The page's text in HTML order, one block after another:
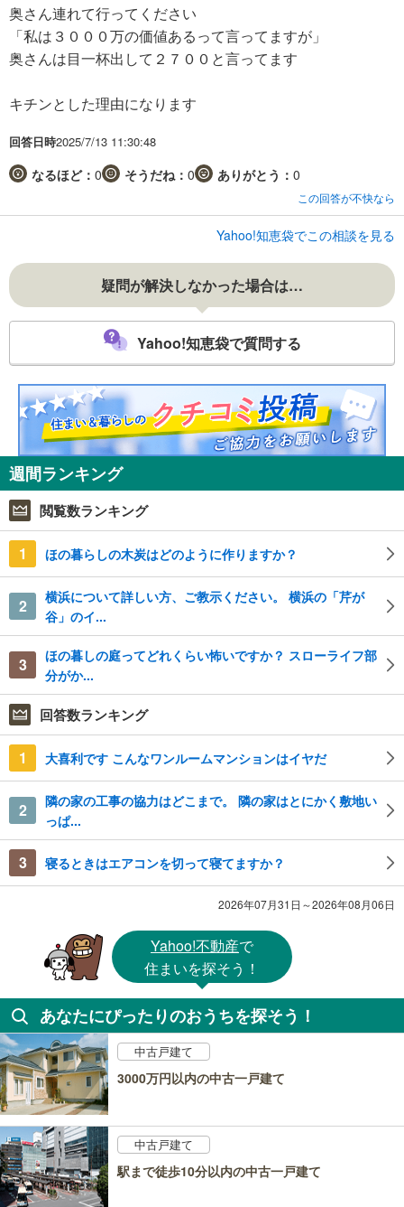
奥さん連れて行ってください
「私は３０００万の価値あるって言ってますが」
奥さんは目一杯出して２７００と言ってます
キチンとした理由になります
回答日時2025/7/13 11:30:48
なるほど： 0 そうだね： 0 ありがとう： 0
この回答が不快なら
Yahoo!知恵袋でこの相談を見る
疑問が解決しなかった場合は…
Yahoo!知恵袋で質問する
週間ランキング
閲覧数ランキング
1 ほの暮らしの木炭はどのように作りますか？
2
横浜について詳しい方、ご教示ください。 横浜の「芹が
谷」のイ...
3
ほの暮しの庭ってどれくらい怖いですか？ スローライフ部
分がか...
回答数ランキング
1 大喜利です こんなワンルームマンションはイヤだ
2
隣の家の工事の協力はどこまで。 隣の家はとにかく敷地い
っぱ...
3 寝るときはエアコンを切って寝てますか？
2026年07月31日～2026年08月06日
Yahoo!不動産で
住まいを探そう！
あなたにぴったりのおうちを探そう！
中古戸建て
3000万円以内の中古一戸建て
中古戸建て
駅まで徒歩10分以内の中古一戸建て